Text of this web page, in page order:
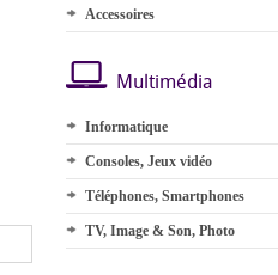
Accessoires
Multimédia
Informatique
Consoles, Jeux vidéo
Téléphones, Smartphones
TV, Image & Son, Photo